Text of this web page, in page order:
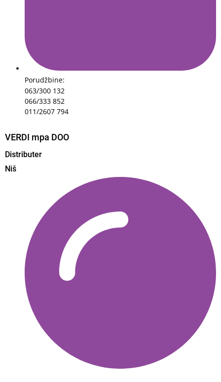
Porudžbine:
063/300 132
066/333 852
011/2607 794
VERDI mpa DOO
Distributer
Niš